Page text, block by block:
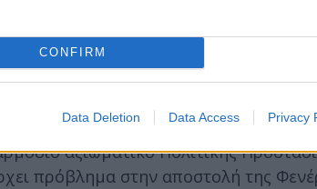
CONFIRM
Data Deletion Data Access Privacy
εβδομάδες πριν την ανακοίνωση
αυστηρότατα μέτρα ελέγχου στις
η «Εφ.Συν.», όπως διακρίνεται στα
αξιωματικό Πολιτικής
πρόβλημα στην αποστολή της